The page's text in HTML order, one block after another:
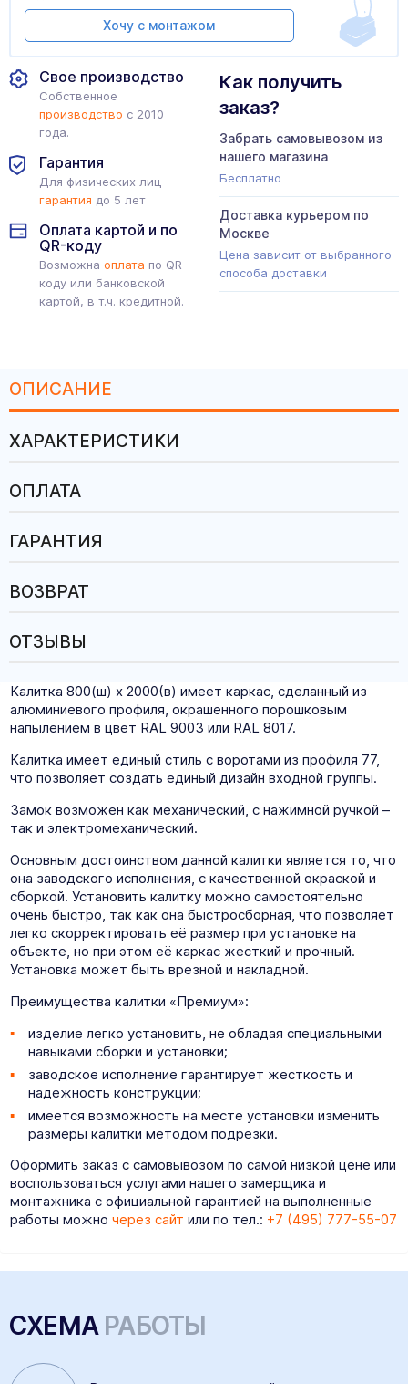
Свое производство
Собственное
производство с 2010
года.
Гарантия
Для физических лиц
гарантия до 5 лет
Оплата картой и по
QR-коду
Возможна оплата по QR-
коду или банковской
картой, в т.ч. кредитной.
Как получить
заказ?
Забрать самовывозом из
нашего магазина
Бесплатно
Доставка курьером по
Москве
Цена зависит от выбранного
способа доставки
Хочу с монтажом
ОПИСАНИЕ
ХАРАКТЕРИСТИКИ
ОПЛАТА
ГАРАНТИЯ
ВОЗВРАТ
ОТЗЫВЫ
Калитка 800(ш) x 2000(в) имеет каркас, сделанный из
алюминиевого профиля, окрашенного порошковым
напылением в цвет RAL 9003 или RAL 8017.
Калитка имеет единый стиль с воротами из профиля 77,
что позволяет создать единый дизайн входной группы.
Замок возможен как механический, с нажимной ручкой –
так и электромеханический.
Основным достоинством данной калитки является то, что
она заводского исполнения, с качественной окраской и
сборкой. Установить калитку можно самостоятельно
очень быстро, так как она быстросборная, что позволяет
легко скорректировать её размер при установке на
объекте, но при этом её каркас жесткий и прочный.
Установка может быть врезной и накладной.
Преимущества калитки «Премиум»:
изделие легко установить, не обладая специальными
навыками сборки и установки;
заводское исполнение гарантирует жесткость и
надежность конструкции;
имеется возможность на месте установки изменить
размеры калитки методом подрезки.
Оформить заказ с самовывозом по самой низкой цене или
воспользоваться услугами нашего замерщика и
монтажника с официальной гарантией на выполненные
работы можно через сайт или по тел.: +7 (495) 777-55-07
СХЕМА РАБОТЫ